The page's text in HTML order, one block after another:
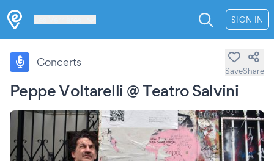
SIGN IN
Peppe Voltarelli @ Teatro Salvini
Concerts
SaveShare